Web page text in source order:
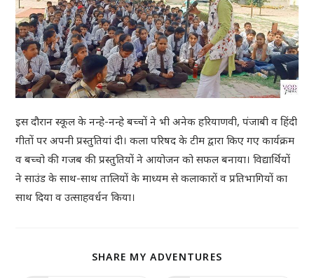
इस दौरान स्कूल के नन्हे-नन्हे बच्चों ने भी अनेक हरियाणवी, पंजाबी व हिंदी
गीतों पर अपनी प्रस्तुतियां दी। कला परिषद के टीम द्वारा किए गए कार्यक्रम
व बच्चो की गजब की प्रस्तुतियों ने आयोजन को सफल बनाया। विद्यार्थियों
ने साउंड के साथ-साथ तालियों के माध्यम से कलाकारों व प्रतिभागियों का
साथ दिया व उत्साहवर्धन किया।
SHARE MY ADVENTURES